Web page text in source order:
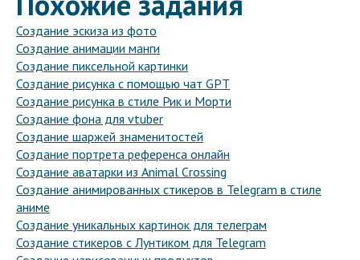
Создание эскиза из фото
Создание анимации манги
Создание пиксельной картинки
Создание рисунка с помощью чат GPT
Создание рисунка в стиле Рик и Морти
Создание фона для vtuber
Создание шаржей знаменитостей
Создание портрета референса онлайн
Создание аватарки из Animal Crossing
Создание анимированных стикеров в Telegram в стиле
аниме
Создание уникальных картинок для телеграм
Создание стикеров с Лунтиком для Telegram